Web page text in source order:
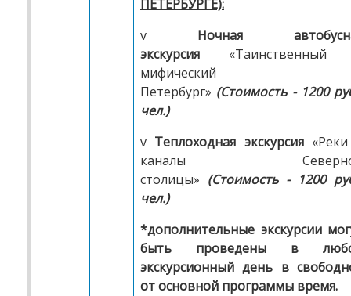
ПЕТЕРБУРГЕ):
v Ночная
экскурсия «Таинственный
мифический
Петербург» (Стоимость - 1200
чел.)
v Теплоходная экскурсия
каналы
столицы» (Стоимость - 1200
чел.)
*дополнительные экскурсии
быть проведены в
экскурсионный день в
от основной программы время.